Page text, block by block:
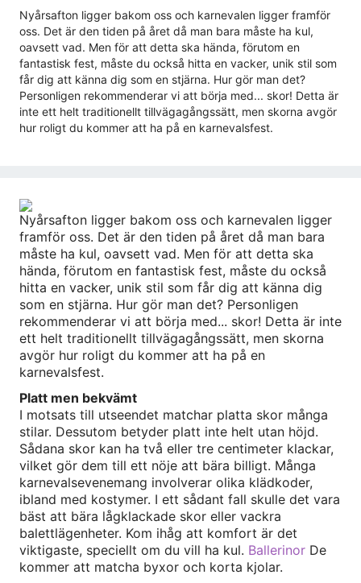
Nyårsafton ligger bakom oss och karnevalen ligger framför
oss. Det är den tiden på året då man bara måste ha kul,
oavsett vad. Men för att detta ska hända, förutom en
fantastisk fest, måste du också hitta en vacker, unik stil som
får dig att känna dig som en stjärna. Hur gör man det?
Personligen rekommenderar vi att börja med... skor! Detta är
inte ett helt traditionellt tillvägagångssätt, men skorna avgör
hur roligt du kommer att ha på en karnevalsfest.
Nyårsafton ligger bakom oss och karnevalen ligger
framför oss. Det är den tiden på året då man bara
måste ha kul, oavsett vad. Men för att detta ska
hända, förutom en fantastisk fest, måste du också
hitta en vacker, unik stil som får dig att känna dig
som en stjärna. Hur gör man det? Personligen
rekommenderar vi att börja med... skor! Detta är inte
ett helt traditionellt tillvägagångssätt, men skorna
avgör hur roligt du kommer att ha på en
karnevalsfest.
Platt men bekvämt
I motsats till utseendet matchar platta skor många
stilar. Dessutom betyder platt inte helt utan höjd.
Sådana skor kan ha två eller tre centimeter klackar,
vilket gör dem till ett nöje att bära billigt. Många
karnevalsevenemang involverar olika klädkoder,
ibland med kostymer. I ett sådant fall skulle det vara
bäst att bära lågklackade skor eller vackra
balettlägenheter. Kom ihåg att komfort är det
viktigaste, speciellt om du vill ha kul. Ballerinor De
kommer att matcha byxor och korta kjolar.